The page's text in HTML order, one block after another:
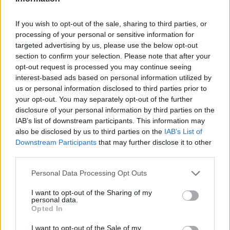
If you wish to opt-out of the sale, sharing to third parties, or
processing of your personal or sensitive information for
targeted advertising by us, please use the below opt-out
section to confirm your selection. Please note that after your
opt-out request is processed you may continue seeing
interest-based ads based on personal information utilized by
us or personal information disclosed to third parties prior to
your opt-out. You may separately opt-out of the further
disclosure of your personal information by third parties on the
IAB’s list of downstream participants. This information may
also be disclosed by us to third parties on the IAB’s List of
Downstream Participants that may further disclose it to other
Personal Data Processing Opt Outs
I want to opt-out of the Sharing of my
personal data.
Opted In
I want to opt-out of the Sale of my
ΥΠΕΘΑ: Μηνιαία επανεξέταση για τους Patriot στη
Σαουδική Αραβία
13:11
Νοσοκομείο Αγ. Νικολάου: Ενημερωτική συνάντηση για
ΒΑΕ, μισθολογικά και εργασιακά θεματα
ΠΕΡΙΣΣΟΤΕΡΑ
Θρίλερ στον Λυκαβηττό: Σε 57χρονη γυναίκα από την